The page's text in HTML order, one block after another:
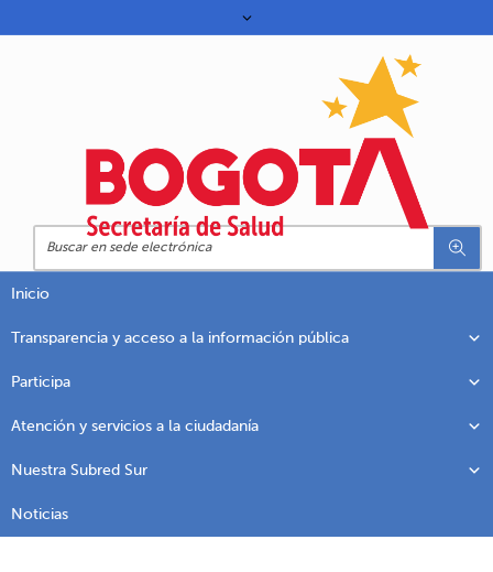
Inicio
Transparencia y acceso a la información pública
Participa
Atención y servicios a la ciudadanía
Nuestra Subred Sur
Noticias